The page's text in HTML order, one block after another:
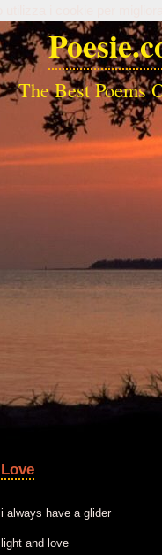
The Best Poems
Love
i always have a glider
light and love